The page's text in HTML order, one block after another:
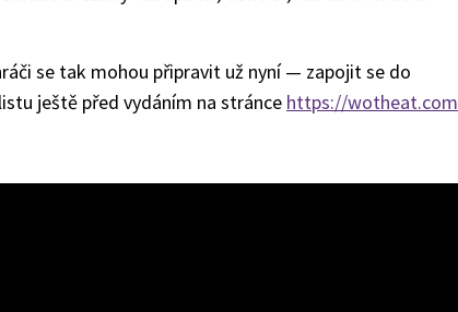
se tak mohou připravit už nyní — zapojit se do
ještě před vydáním na stránce https://wotheat.com